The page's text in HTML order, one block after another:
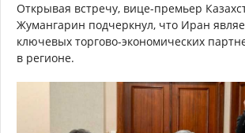
Открывая встречу, вице-премьер
Жумангарин подчеркнул, что Иран
ключевых торгово-экономических
в регионе.